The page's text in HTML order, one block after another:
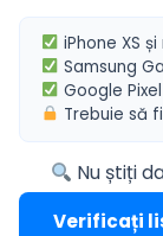
iPhone XS și
Samsung
Google
Trebuie să
Nu știți
Verificați